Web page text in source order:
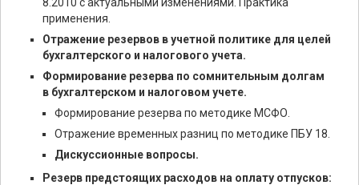
применения.
Отражение резервов в учетной политике для целей
бухгалтерского и налогового учета.
Формирование резерва по сомнительным долгам
в бухгалтерском и налоговом учете.
Формирование резерва по методике МСФО.
Отражение временных разниц по методике ПБУ 18.
Дискуссионные вопросы.
Резерв предстоящих расходов на оплату отпусков: